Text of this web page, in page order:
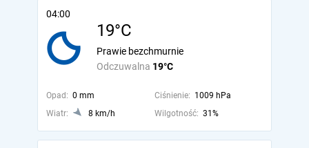
04:00
19°C
Odczuwalna 19°C
Prawie bezchmurnie
Opad: 0 mm Ciśnienie: 1009 hPa
Wiatr:
8 km/h Wilgotność: 31%